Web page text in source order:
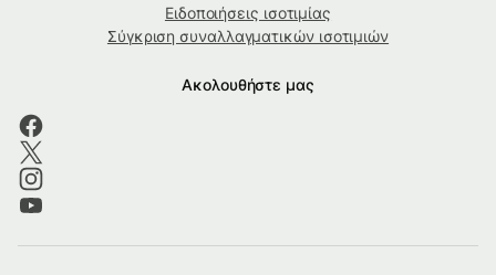
Ειδοποιήσεις ισοτιμίας
Σύγκριση συναλλαγματικών ισοτιμιών
Ακολουθήστε μας